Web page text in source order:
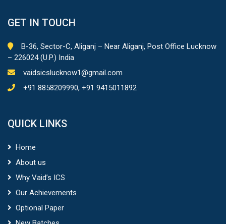
+91 8858209990, +91 9415011892
QUICK LINKS
Our Achievements
COURSES
UPSC